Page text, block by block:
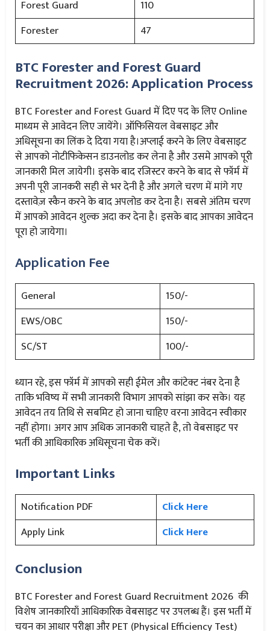
Forest Guard
110
Forester
47
BTC Forester and Forest Guard
Recruitment 2026: Application Process
BTC Forester and Forest Guard में दिए पद के लिए Online
माध्यम से आवेदन लिए जायेंगे। ऑफिसियल वेबसाइट और
अधिसूचना का लिंक दे दिया गया है।अप्लाई करने के लिए वेबसाइट
से आपको नोटीफिकेसन डाउनलोड कर लेना है और उसमे आपको पूरी
जानकारी मिल जायेगी। इसके बाद रजिस्टर करने के बाद से फॉर्म में
अपनी पूरी जानकरी सही से भर देनी है और अगले चरण में मांगे गए
दस्तावेज़ स्कैन करने के बाद अपलोड कर देना है। सबसे अंतिम चरण
में आपको आवेदन शुल्क अदा कर देना है। इसके बाद आपका आवेदन
पूरा हो जायेगा।
Application Fee
General
150/-
EWS/OBC
150/-
SC/ST
100/-
ध्यान रहे, इस फॉर्म में आपको सही ईमेल और कांटेक्ट नंबर देना है
ताकि भविष्य में सभी जानकारी विभाग आपको सांझा कर सके। यह
आवेदन तय तिथि से सबमिट हो जाना चाहिए वरना आवेदन स्वीकार
नहीं होगा। अगर आप अधिक जानकारी चाहते है, तो वेबसाइट पर
भर्ती की आधिकारिक अधिसूचना चेक करें।
Important Links
Notification PDF
Click Here
Apply Link
Click Here
Conclusion
BTC Forester and Forest Guard Recruitment 2026 की
विशेष जानकारियाँ आधिकारिक वेबसाइट पर उपलब्ध हैं। इस भर्ती में
चयन का आधार परीक्षा और PET (Physical Efficiency Test)